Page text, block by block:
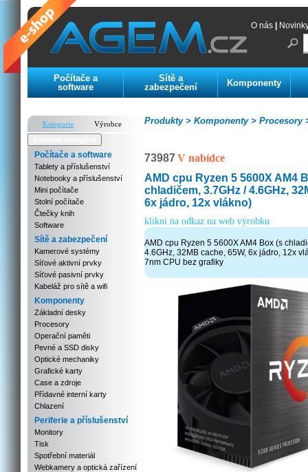
O nás
Počítače a
software
Sítě a
zabezpečení
Komponenty
Kategorie
Výrobce
Počítače a software
Tablety a příslušenství
Notebooky a příslušenství
Mini počítače
Stolní počítače
Čtečky knih
Software
Sítě a zabezpečení
Kamerové systémy
Síťové aktivní prvky
Síťové pasivní prvky
Kabeláž pro sítě a wifi
Komponenty
Základní desky
Procesory
Operační paměti
Pevné a SSD disky
Optické mechaniky
Grafické karty
Case a zdroje
Přídavné interní karty
Chlazení
Periferie a příslušenství
Monitory
Tisk
Spotřební materiál
Webkamery a optická zařízení
Procesory
Komponenty >
Produkty >
73987V nabídce
AMD cpu Ryzen 5 5600X AM4
chladičem, 3.7GHz / 4.6GHz,
6x jádro, 12x vlákno)
klikni na odkaz na web výrobku
AMD cpu Ryzen 5 5600X AM4 Box (s
4.6GHz, 32MB cache, 65W, 6x jádro, 12x
7nm CPU bez grafiky